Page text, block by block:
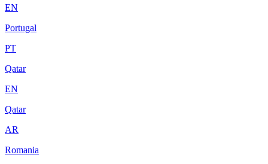
EN
Portugal
PT
Qatar
EN
Qatar
AR
Romania